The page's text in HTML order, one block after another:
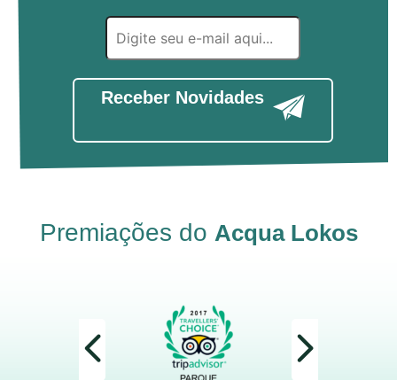
Receber Novidades
Premiações do Acqua Lokos